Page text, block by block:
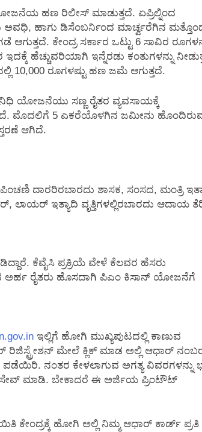
ಹಣ ರಿಲೀಸ್ ಮಾಡುತ್ತದೆ. ಏಪ್ರಿಲ್ನಿಂದ
ಹಾಗು ಡಿಸೆಂಬರ್ನಿಂದ ಮಾರ್ಚ್ವರೆಗಿನ
ಕೇಂದ್ರ ಸರ್ಕಾರ ಒಟ್ಟು 6 ಸಾವಿರ
ಹೆಚ್ಚುವರಿಯಾಗಿ ಇನ್ನೆರಡು ಕಂತುಗಳನ್ನು
10,000 ರೂಗಳಷ್ಟು ಹಣ ಜಮೆ ಆಗುತ್ತದೆ.
ಯೋಜನೆಯು ಸಣ್ಣ ರೈತರ ವ್ಯವಸಾಯಕ್ಕೆ
ಮೊದಲಿಗೆ 5 ಎಕರೆಯೊಳಗಿನ ಜಮೀನು
ಆಗಿದೆ.
ದಾರರಿರಬಾರದು ಶಾಸಕ, ಸಂಸದ, ಮಂತ್ರಿ
ಲಾಯರ್ ಇತ್ಯಾದಿ ವೃತ್ತಿಗಳಲ್ಲಿರಬಾರದು ಆದಾಯ
ಕೆವೈಸಿ ಪ್ರಕ್ರಿಯೆ ವೇಳೆ ಕೆಲವರ ಹೆಸರು
ರೈತರು ಹೊಸದಾಗಿ ಪಿಎಂ ಕಿಸಾನ್ ಯೋಜನೆಗೆ
ಇಲ್ಲಿಗೆ ಹೋಗಿ ಮುಖ್ಯಪುಟದಲ್ಲಿ ಕಾಣುವ
ಮೇಲೆ ಕ್ಲಿಕ್ ಮಾಡ ಅಲ್ಲಿ ಆಧಾರ್
ನಂತರ ಕೇಳಲಾಗುವ ಅಗತ್ಯ ವಿವರಗಳನ್ನು
ಸೇವ್ ಮಾಡಿ. ಬೇಕಾದರೆ ಈ ಅರ್ಜಿಯ ಪ್ರಿಂಟೌಟ್
ಕೇಂದ್ರಕ್ಕೆ ಹೋಗಿ ಅಲ್ಲಿ ನಿಮ್ಮ ಆಧಾರ್ ಕಾರ್ಡ್ ಪ್ರತಿ